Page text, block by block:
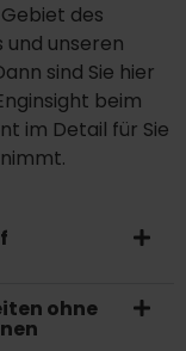
des
unseren
sind Sie hier
beim
im Detail für Sie
ohne